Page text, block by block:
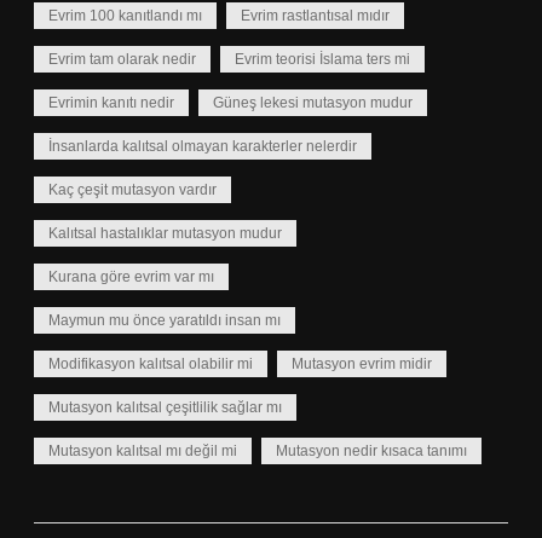
Evrim 100 kanıtlandı mı Evrim rastlantısal mıdır
Evrim tam olarak nedir Evrim teorisi İslama ters mi
Evrimin kanıtı nedir Güneş lekesi mutasyon mudur
İnsanlarda kalıtsal olmayan karakterler nelerdir
Kaç çeşit mutasyon vardır
Kalıtsal hastalıklar mutasyon mudur
Kurana göre evrim var mı
Maymun mu önce yaratıldı insan mı
Modifikasyon kalıtsal olabilir mi Mutasyon evrim midir
Mutasyon kalıtsal çeşitlilik sağlar mı
Mutasyon kalıtsal mı değil mi Mutasyon nedir kısaca tanımı